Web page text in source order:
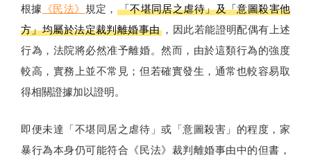
根據 《民法》 規定， 「不堪同居之虐待」及「意圖殺害他
方」均屬於法定裁判離婚事由 ，因此若能證明配偶有上述
行為，法院將必然准予離婚。然而，由於這類行為的強度
較高，實務上並不常見；但若確實發生，通常也較容易取
得相關證據加以證明。
即便未達「不堪同居之虐待」或「意圖殺害」的程度，家
暴行為本身仍可能符合《民法》裁判離婚事由中的但書，